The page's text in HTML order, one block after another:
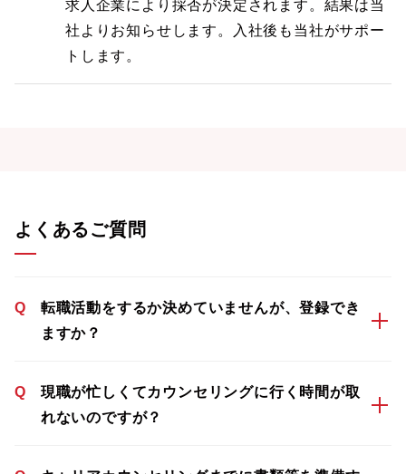
求人企業により採否が決定されます。結果は当
社よりお知らせします。入社後も当社がサポー
トします。
よくあるご質問
Q
転職活動をするか決めていませんが、登録でき
ますか？
Q
現職が忙しくてカウンセリングに行く時間が取
れないのですが？